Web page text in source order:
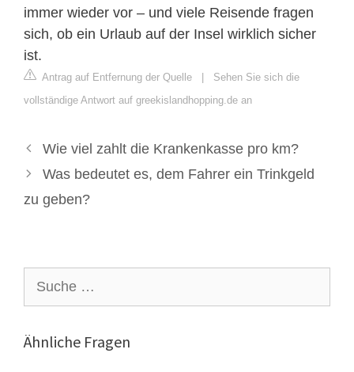
immer wieder vor – und viele Reisende fragen
sich, ob ein Urlaub auf der Insel wirklich sicher
ist.
Antrag auf Entfernung der Quelle | Sehen Sie sich die
vollständige Antwort auf greekislandhopping.de an
Wie viel zahlt die Krankenkasse pro km?
Was bedeutet es, dem Fahrer ein Trinkgeld
zu geben?
nach:
Ähnliche Fragen